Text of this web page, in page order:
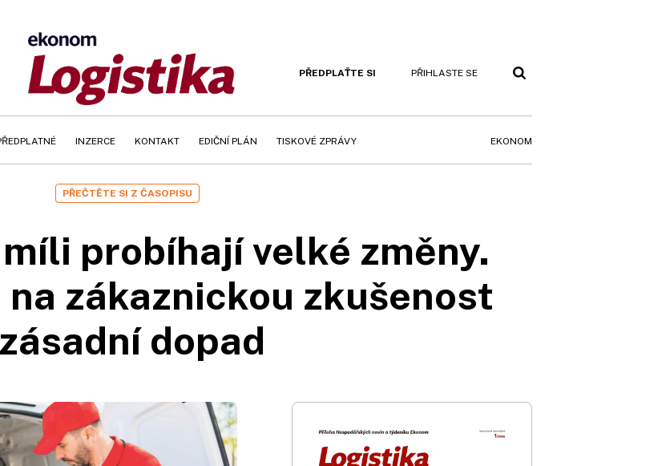
PŘEDPLAŤTE SI PŘIHLASTE SE
INZERCE KONTAKT EDIČNÍ PLÁN TISKOVÉ ZPRÁVY EKONOM
PŘEČTĚTE SI Z ČASOPISU
probíhají velké změny.
na zákaznickou zkušenost
zásadní dopad